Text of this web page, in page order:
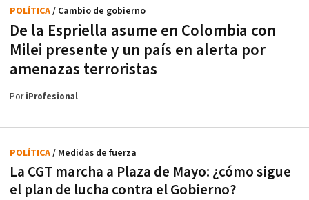
De la Espriella asume en Colombia con
Milei presente y un país en alerta por
amenazas terroristas
POLÍTICA/ Cambio de gobierno
PoriProfesional
La CGT marcha a Plaza de Mayo: ¿cómo sigue
el plan de lucha contra el Gobierno?
POLÍTICA/ Medidas de fuerza